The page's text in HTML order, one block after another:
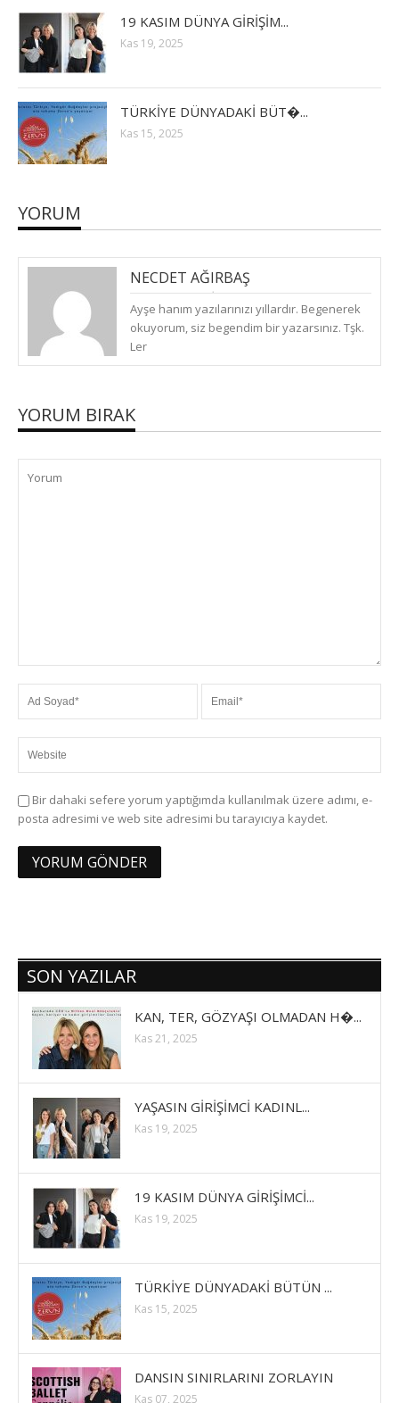
19 KASIM DÜNYA GİRİŞİM...
Kas 19, 2025
TÜRKİYE DÜNYADAKİ BÜT�...
Kas 15, 2025
YORUM
NECDET AĞIRBAŞ
(CUMA, EKIM 18, 2019) CEVAPLA
Ayşe hanım yazılarınızı yıllardır. Begenerek
okuyorum, siz begendim bir yazarsınız. Tşk.
Ler
YORUM BIRAK
Bir dahaki sefere yorum yaptığımda kullanılmak üzere adımı, e-
posta adresimi ve web site adresimi bu tarayıcıya kaydet.
SON YAZILAR
KAN, TER, GÖZYAŞI OLMADAN H�...
Kas 21, 2025
YAŞASIN GİRİŞİMCİ KADINL...
Kas 19, 2025
19 KASIM DÜNYA GİRİŞİMCİ...
Kas 19, 2025
TÜRKİYE DÜNYADAKİ BÜTÜN ...
Kas 15, 2025
DANSIN SINIRLARINI ZORLAYIN
Kas 07, 2025